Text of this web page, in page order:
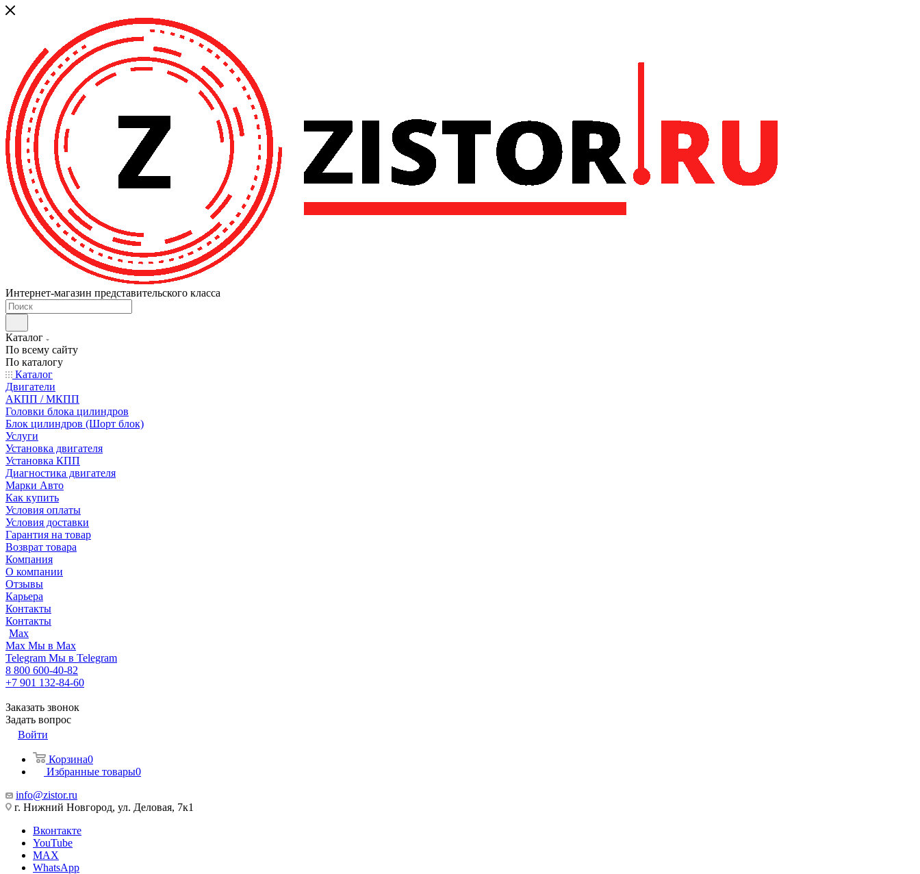
Интернет-магазин представительского класса
Каталог
По всему сайту
По каталогу
Каталог
Двигатели
АКПП / МКПП
Головки блока цилиндров
Блок цилиндров (Шорт блок)
Услуги
Установка двигателя
Установка КПП
Диагностика двигателя
Марки Авто
Как купить
Условия оплаты
Условия доставки
Гарантия на товар
Возврат товара
Компания
О компании
Отзывы
Карьера
Контакты
Контакты
Max
Max Мы в Max
Telegram Мы в Telegram
8 800 600-40-82
+7 901 132-84-60
Заказать звонок
Задать вопрос
Войти
Корзина0
Избранные товары0
info@zistor.ru
г. Нижний Новгород, ул. Деловая, 7к1
Вконтакте
YouTube
MAX
WhatsApp